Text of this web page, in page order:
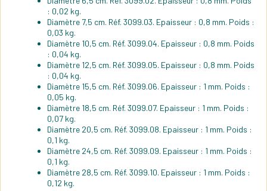
: 0,02 kg.
Diamètre 7,5 cm. Réf. 3099.03. Epaisseur : 0,8 mm. Poids :
0,03 kg.
Diamètre 10,5 cm. Réf. 3099.04. Epaisseur : 0,8 mm. Poids
: 0,04 kg.
Diamètre 12,5 cm. Réf. 3099.05. Epaisseur : 0,8 mm. Poids
: 0,04 kg.
Diamètre 15,5 cm. Réf. 3099.06. Epaisseur : 1 mm. Poids :
0,05 kg.
Diamètre 18,5 cm. Réf. 3099.07. Epaisseur : 1 mm. Poids :
0,07 kg.
Diamètre 20,5 cm. Réf. 3099.08. Epaisseur : 1 mm. Poids :
0,1 kg.
Diamètre 24,5 cm. Réf. 3099.09. Epaisseur : 1 mm. Poids :
0,1 kg.
Diamètre 28,5 cm. Réf. 3099.10. Epaisseur : 1 mm. Poids :
0,12 kg.